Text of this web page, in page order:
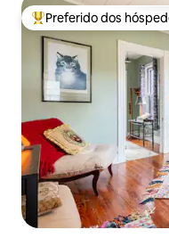
Entre os melhores
Preferido dos